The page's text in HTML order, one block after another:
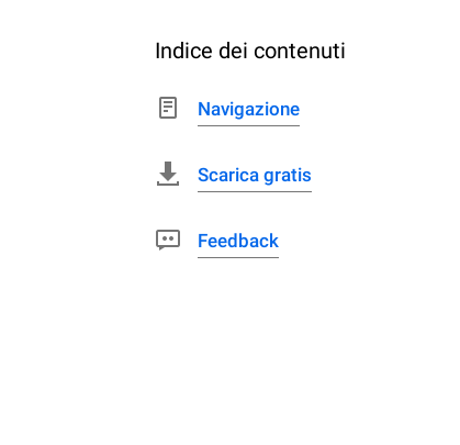
Indice dei contenuti
Navigazione
Scarica gratis
Feedback